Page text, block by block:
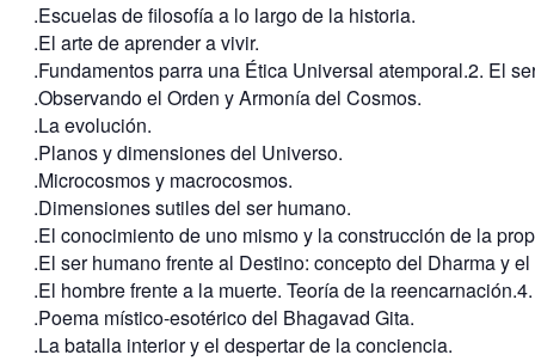
.Escuelas de filosofía a lo largo de la historia.
.El arte de aprender a vivir.
.Fundamentos parra una Ética Universal atemporal.2. El
.Observando el Orden y Armonía del Cosmos.
.La evolución.
.Planos y dimensiones del Universo.
.Microcosmos y macrocosmos.
.Dimensiones sutiles del ser humano.
.El conocimiento de uno mismo y la construcción de la
.El ser humano frente al Destino: concepto del Dharma y
.El hombre frente a la muerte. Teoría de la
.Poema místico-esotérico del Bhagavad Gita.
.La batalla interior y el despertar de la conciencia.